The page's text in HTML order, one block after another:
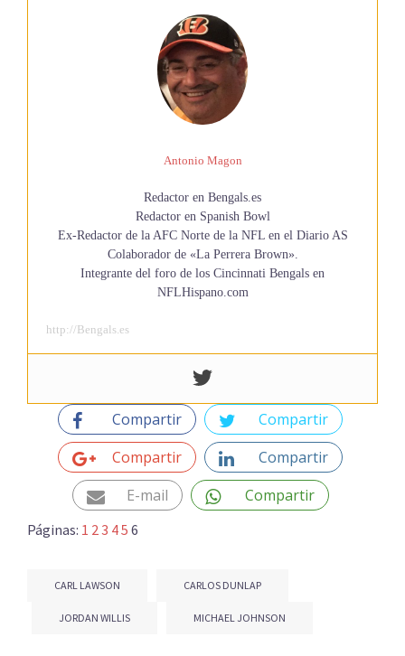
Antonio Magon
Redactor en Bengals.es
Redactor en Spanish Bowl
Ex-Redactor de la AFC Norte de la NFL en el Diario AS
Colaborador de «La Perrera Brown».
Integrante del foro de los Cincinnati Bengals en
NFLHispano.com
http://Bengals.es
Compartir
Compartir
Compartir
Compartir
E-mail
Compartir
Páginas: 1 23 45 6
CARL LAWSON CARLOS DUNLAP
JORDAN WILLIS MICHAEL JOHNSON